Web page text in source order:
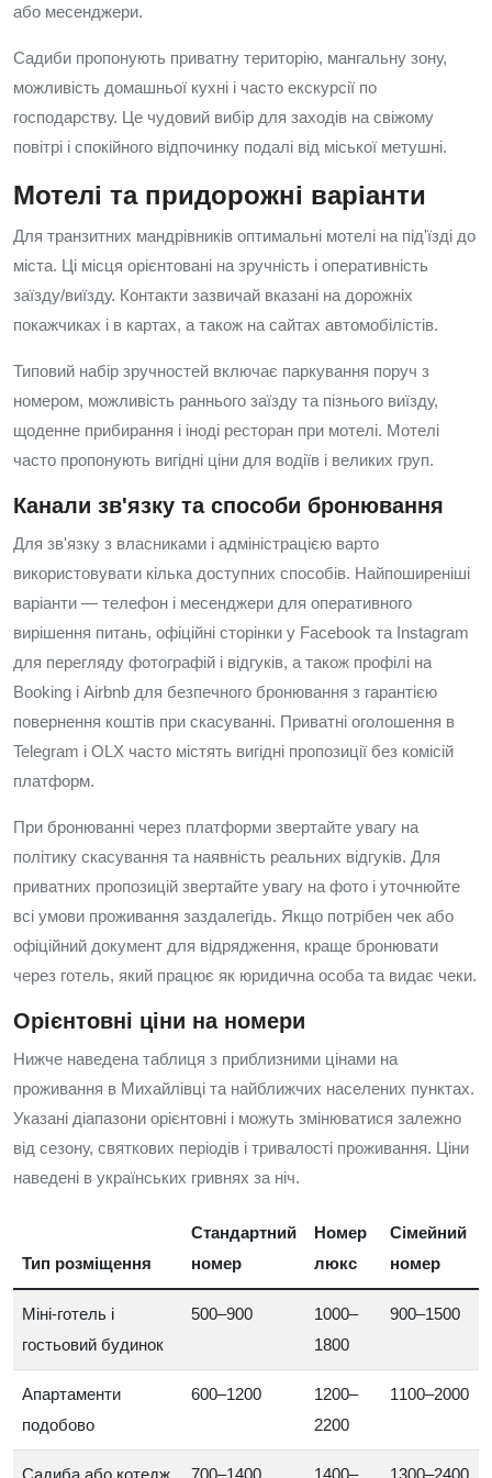
або месенджери.
Садиби пропонують приватну територію, мангальну зону,
можливість домашньої кухні і часто екскурсії по
господарству. Це чудовий вибір для заходів на свіжому
повітрі і спокійного відпочинку подалі від міської метушні.
Мотелі та придорожні варіанти
Для транзитних мандрівників оптимальні мотелі на під'їзді до
міста. Ці місця орієнтовані на зручність і оперативність
заїзду/виїзду. Контакти зазвичай вказані на дорожніх
покажчиках і в картах, а також на сайтах автомобілістів.
Типовий набір зручностей включає паркування поруч з
номером, можливість раннього заїзду та пізнього виїзду,
щоденне прибирання і іноді ресторан при мотелі. Мотелі
часто пропонують вигідні ціни для водіїв і великих груп.
Канали зв'язку та способи бронювання
Для зв'язку з власниками і адміністрацією варто
використовувати кілька доступних способів. Найпоширеніші
варіанти — телефон і месенджери для оперативного
вирішення питань, офіційні сторінки у Facebook та Instagram
для перегляду фотографій і відгуків, а також профілі на
Booking і Airbnb для безпечного бронювання з гарантією
повернення коштів при скасуванні. Приватні оголошення в
Telegram і OLX часто містять вигідні пропозиції без комісій
платформ.
При бронюванні через платформи звертайте увагу на
політику скасування та наявність реальних відгуків. Для
приватних пропозицій звертайте увагу на фото і уточнюйте
всі умови проживання заздалегідь. Якщо потрібен чек або
офіційний документ для відрядження, краще бронювати
через готель, який працює як юридична особа та видає чеки.
Орієнтовні ціни на номери
Нижче наведена таблиця з приблизними цінами на
проживання в Михайлівці та найближчих населених пунктах.
Указані діапазони орієнтовні і можуть змінюватися залежно
від сезону, святкових періодів і тривалості проживання. Ціни
наведені в українських гривнях за ніч.
Тип розміщення
Стандартний
номер
Номер
люкс
Сімейний
номер
Міні-готель і
гостьовий будинок
500–900
1000–
1800
900–1500
Апартаменти
подобово
600–1200
1200–
2200
1100–2000
Садиба або котедж 700–1400 1400– 1300–2400